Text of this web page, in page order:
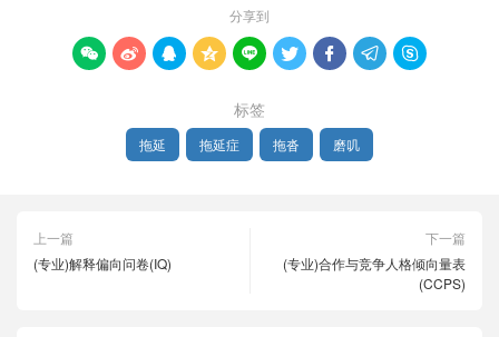
分享到
        
标签
拖延 拖延症 拖沓 磨叽
上一篇
(专业)解释偏向问卷(IQ)
下一篇
(专业)合作与竞争人格倾向量表
(CCPS)